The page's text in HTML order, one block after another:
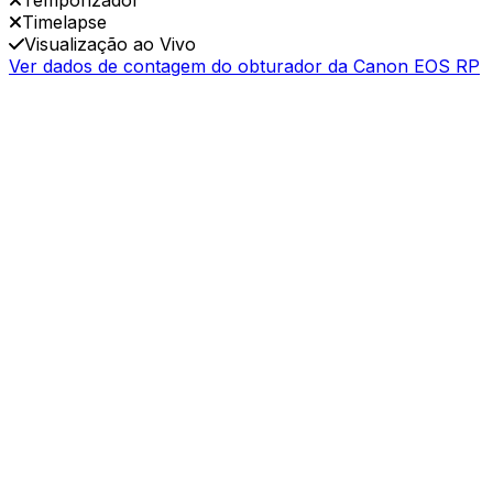
Timelapse
Visualização ao Vivo
Ver dados de contagem do obturador da Canon EOS RP